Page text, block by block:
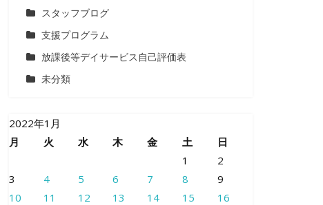
スタッフブログ
支援プログラム
放課後等デイサービス自己評価表
未分類
2022年1月
月
火 水 木 金 土
日
1
2
3
4 5 6 7 8
9
10
11 12 13 14 15
16